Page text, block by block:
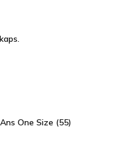
One Size (55)